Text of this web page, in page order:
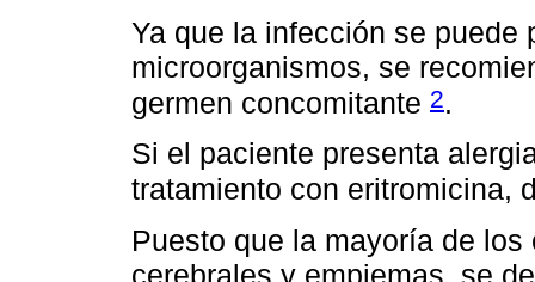
Ya que la infección se puede
microorganismos, se
germen concomitante 2.
Si el paciente presenta
tratamiento con eritromicina,
Puesto que la mayoría de
cerebrales y empiemas, se